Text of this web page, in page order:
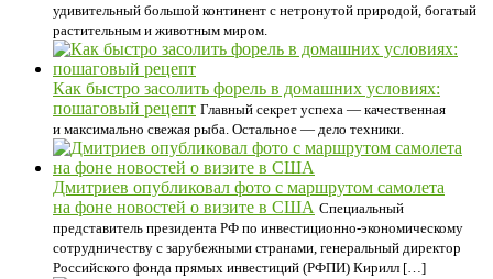
удивительный большой континент с нетронутой природой, богатый
растительным и животным миром.
Как быстро засолить форель в домашних условиях:
пошаговый рецепт Главный секрет успеха — качественная
и максимально свежая рыба. Остальное — дело техники.
Дмитриев опубликовал фото с маршрутом самолета
на фоне новостей о визите в США Специальный
представитель президента РФ по инвестиционно-экономическому
сотрудничеству с зарубежными странами, генеральный директор
Российского фонда прямых инвестиций (РФПИ) Кирилл […]